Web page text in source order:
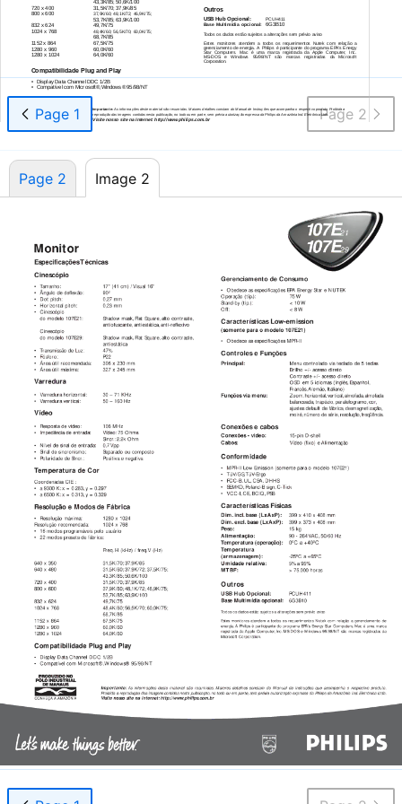
43,3K/85; 50,6K/100
720 x 400 31,5K/70; 37,9K/85
800 x 600 37,9K/60; 48,1K/72; 46,9K/75;
53,7K/85; 63,9K/100
832 x 624 49,7K/75
1024 x 768 48,4K/60; 56,5K/70; 60,0K/75;
68,7K/85
1152 x 864
67,5K/75
1280 x 960
60,0K/60
1280 x 1024 64,0K/60
Outros
USB Hub Opcional: PCUH411
Base Multimídia opcional: 6G3B10
Todos os dados estão sujeitos a alterações sem prévio aviso
Estes monitores atendem a todos os requerimentos Nutek com relação a
gerenciamento de energia. A Philips é participante do programa EPA’s Energy
Star Computers. Mac é uma marca registrada da Apple Computer, Inc.
MS-DOSe Windows 95/98/NT são marcas registradas da Microsoft
Corporation.
Compatibilidade Plug and Play
• Display Data Channel DDC 1/2B
• Compatível com Microsoft®,Windows® 95/98/NT
Importante:As informações deste material são resumidas. Maiores detalhes constam do Manual de Instruções que acompanha o respectivo produto. Proibida a
reprodução das imagens contidas nesta publicação, no todo ou em parte, sem prévia autorização expressa da Philips da Amazônia Ind. Eletrônica Ltda.
Visite nosso site na Internet: http://www.philips.com.br
Page 1 Page 2
Page 2 Image 2